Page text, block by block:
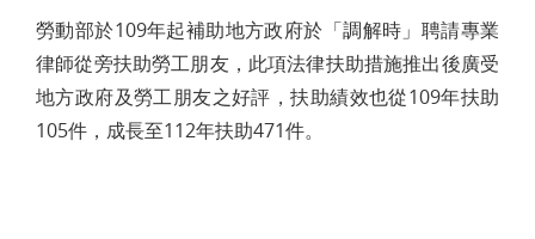
勞動部於109年起補助地方政府於「調解時」聘請專業
律師從旁扶助勞工朋友，此項法律扶助措施推出後廣受
地方政府及勞工朋友之好評，扶助績效也從109年扶助
105件，成長至112年扶助471件。